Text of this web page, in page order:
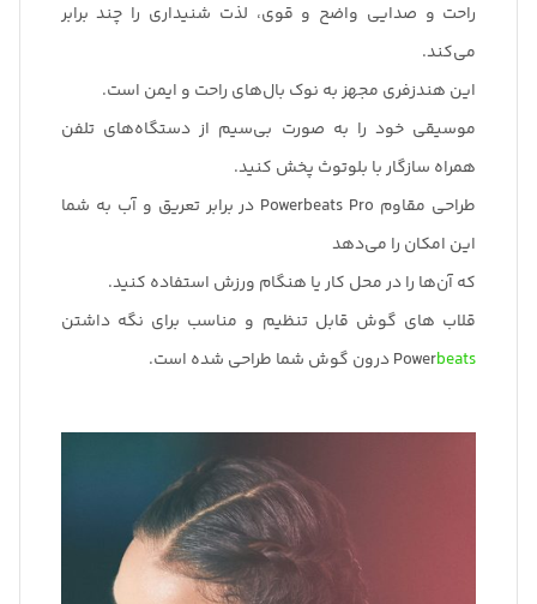
راحت و صدایی واضح و قوی، لذت شنیداری را چند برابر
می‌کند.
این هندزفری مجهز به نوک بال‌های راحت و ایمن است.
موسیقی خود را به صورت بی‌سیم از دستگاه‌های تلفن
همراه سازگار با بلوتوث پخش کنید.
طراحی مقاوم Powerbeats Pro در برابر تعریق و آب به شما
این امکان را می‌دهد
که آن‌ها را در محل کار یا هنگام ورزش استفاده کنید.
قلاب های گوش قابل تنظیم و مناسب برای نگه داشتن
Powerbeats درون گوش شما طراحی شده است.